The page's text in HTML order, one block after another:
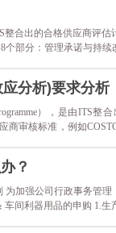
整合出的合格供应商评
个部分：管理承诺与持
分析)要求分析
），是由ITS
商审核标准，例如
？
为加强公司行政事务管
间利器用品的申购 1.